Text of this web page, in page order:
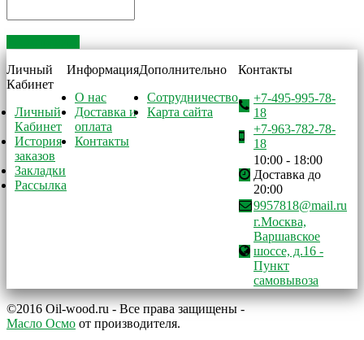
Личный
Кабинет
Личный
Кабинет
История
заказов
Закладки
Рассылка
Информация
О нас
Доставка и
оплата
Контакты
Дополнительно
Сотрудничество
Карта сайта
Контакты
+7-495-995-78-
18
+7-963-782-78-
18
10:00 - 18:00
Доставка до
20:00
9957818@mail.ru
г.Москва,
Варшавское
шоссе, д.16 -
Пункт
самовывоза
©2016 Oil-wood.ru - Все права защищены -
Масло Осмо от производителя.